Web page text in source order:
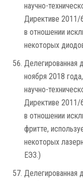
научно-
Директиве 2011/
в отношении
некоторых
Делегированная
ноября 2018
научно-
Директиве 2011/
в отношении
фритте,
некоторых
ЕЭЗ.)
Делегированная